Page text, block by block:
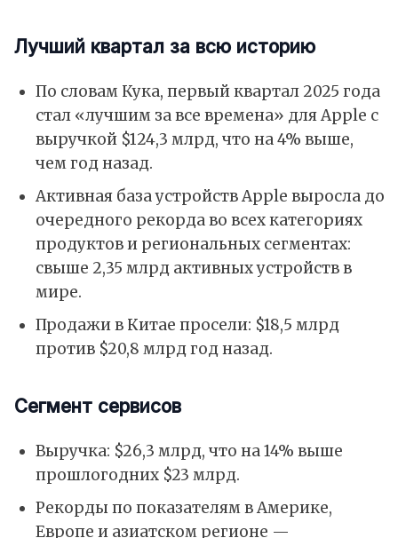
Лучший квартал за всю историю
По словам Кука, первый квартал 2025 года
стал «лучшим за все времена» для Apple с
выручкой $124,3 млрд, что на 4% выше,
чем год назад.
Активная база устройств Apple выросла до
очередного рекорда во всех категориях
продуктов и региональных сегментах:
свыше 2,35 млрд активных устройств в
мире.
Продажи в Китае просели: $18,5 млрд
против $20,8 млрд год назад.
Сегмент сервисов
Выручка: $26,3 млрд, что на 14% выше
прошлогодних $23 млрд.
Рекорды по показателям в Америке,
Европе и азиатском регионе —